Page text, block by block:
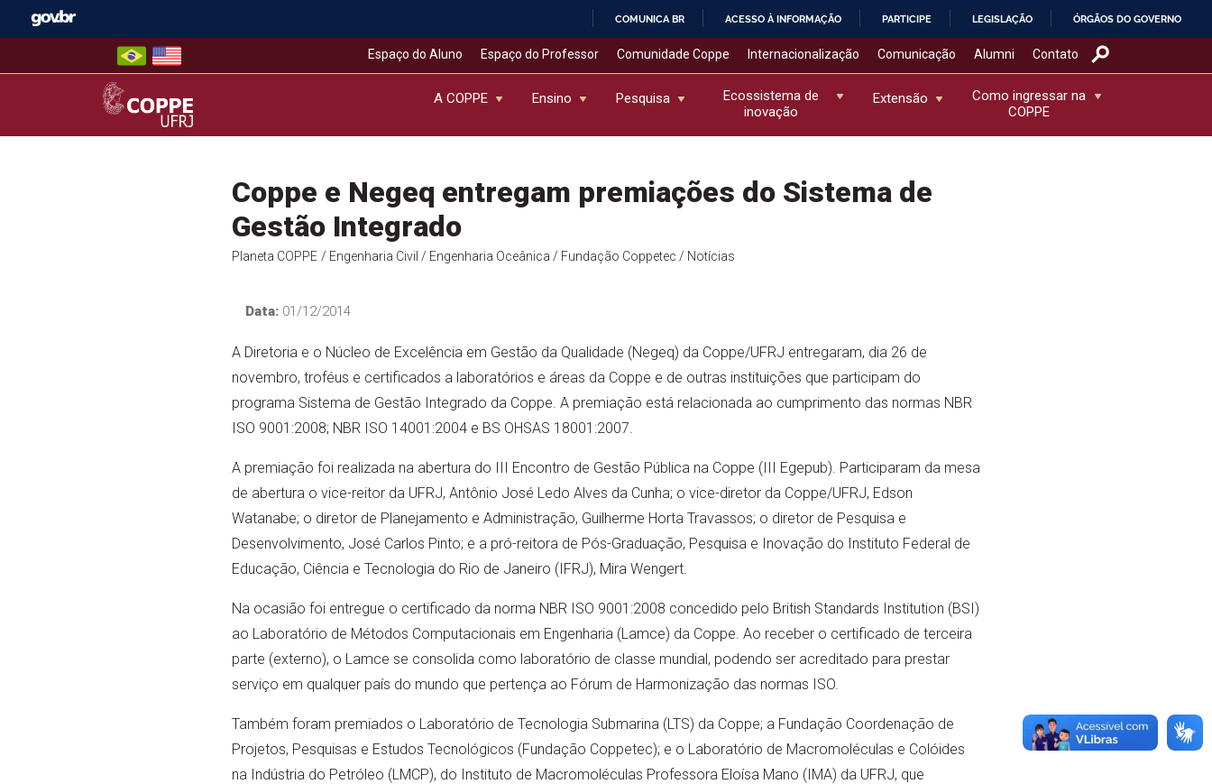
COMUNICA BR ACESSO À INFORMAÇÃO PARTICIPE LEGISLAÇÃO ÓRGÃOS DO GOVERNO
Espaço do Aluno Espaço do Professor Comunidade Coppe Internacionalização Comunicação Alumni Contato
COPPE – UFRJ
A COPPE Ensino Pesquisa
Ecossistema de
inovação
Extensão
Como ingressar na
COPPE
Coppe e Negeq entregam premiações do Sistema de
Gestão Integrado
Planeta COPPE / Engenharia Civil / Engenharia Oceânica / Fundação Coppetec / Notícias
Data:01/12/2014
A Diretoria e o Núcleo de Excelência em Gestão da Qualidade (Negeq) da Coppe/UFRJ entregaram, dia 26 de
novembro, troféus e certificados a laboratórios e áreas da Coppe e de outras instituições que participam do
programa Sistema de Gestão Integrado da Coppe. A premiação está relacionada ao cumprimento das normas NBR
ISO 9001:2008; NBR ISO 14001:2004 e BS OHSAS 18001:2007.
A premiação foi realizada na abertura do III Encontro de Gestão Pública na Coppe (III Egepub). Participaram da mesa
de abertura o vice-reitor da UFRJ, Antônio José Ledo Alves da Cunha; o vice-diretor da Coppe/UFRJ, Edson
Watanabe; o diretor de Planejamento e Administração, Guilherme Horta Travassos; o diretor de Pesquisa e
Desenvolvimento, José Carlos Pinto; e a pró-reitora de Pós-Graduação, Pesquisa e Inovação do Instituto Federal de
Educação, Ciência e Tecnologia do Rio de Janeiro (IFRJ), Mira Wengert.
Na ocasião foi entregue o certificado da norma NBR ISO 9001:2008 concedido pelo British Standards Institution (BSI)
ao Laboratório de Métodos Computacionais em Engenharia (Lamce) da Coppe. Ao receber o certificado de terceira
parte (externo), o Lamce se consolida como laboratório de classe mundial, podendo ser acreditado para prestar
serviço em qualquer país do mundo que pertença ao Fórum de Harmonização das normas ISO.
Também foram premiados o Laboratório de Tecnologia Submarina (LTS) da Coppe; a Fundação Coordenação de
Projetos, Pesquisas e Estudos Tecnológicos (Fundação Coppetec); e o Laboratório de Macromoléculas e Colóides
na Indústria do Petróleo (LMCP), do Instituto de Macromoléculas Professora Eloísa Mano (IMA) da UFRJ, que